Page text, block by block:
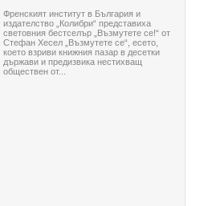
Френският институт в България и
издателство „Колибри“ представиха
световния бестселър „Възмутете се!“ от
Стефан Хесел „Възмутете се“, есето,
което взриви книжния пазар в десетки
държави и предизвика нестихващ
обществен от...